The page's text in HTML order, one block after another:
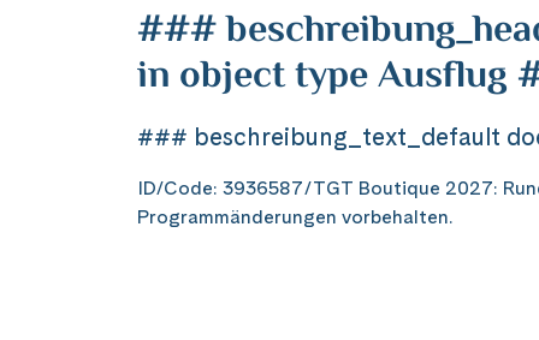
###
in object type Ausflug
### beschreibung_text_default
ID/Code: 3936587/TGT Boutique 2027:
Programmänderungen vorbehalten.